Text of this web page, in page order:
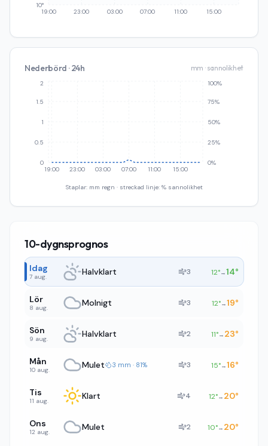
19:00 23:00 03:00 07:00 11:00 15:00
10°
Nederbörd · 24h mm · sannolikhet
19:00 23:00 03:00 07:00 11:00 15:00
0
0.5
1
1.5
2
0%
25%
50%
75%
100%
Staplar: mm regn · streckad linje: % sannolikhet
10-dygnsprognos
Idag
7 aug. Halvklart 3 12°→14°
Lör
8 aug. Molnigt 3 12°→19°
Sön
9 aug. Halvklart 2 11°→ 23°
Mån
10 aug. Mulet 3 mm · 81% 3 15°→16°
Tis
11 aug. Klart 4 12°→ 20°
Ons
12 aug. Mulet 2 10°→ 20°